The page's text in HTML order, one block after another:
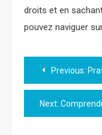
droits et en
pouvez naviguer
de
l’article
Previous:
Next: Comprendre la